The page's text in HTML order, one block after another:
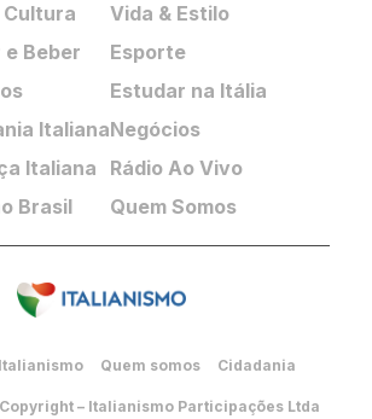
e Beber
Italiana
Italiana
Brasil
Vida & Estilo
Esporte
Estudar na Itália
Negócios
Rádio Ao Vivo
Quem Somos
Quem somos Cidadania
– Italianismo Participações Ltda